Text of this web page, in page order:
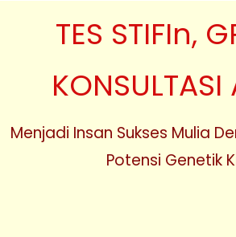
TES STIFIn,
KONSULTASI
Menjadi Insan Sukses Mulia
Potensi Genetik